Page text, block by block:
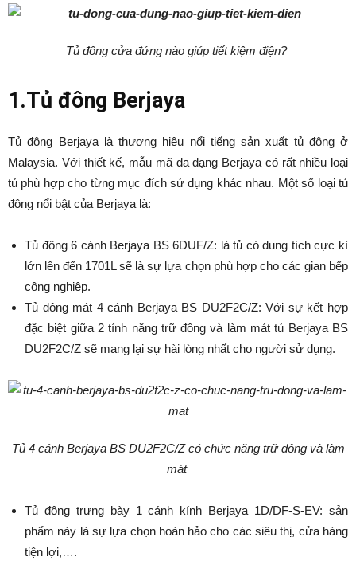
Tủ đông cửa đứng nào giúp tiết kiệm điện?
1.Tủ đông Berjaya
Tủ đông Berjaya là thương hiệu nổi tiếng sản xuất tủ đông ở
Malaysia. Với thiết kế, mẫu mã đa dạng Berjaya có rất nhiều loại
tủ phù hợp cho từng mục đích sử dụng khác nhau. Một số loại tủ
đông nổi bật của Berjaya là:
Tủ đông 6 cánh Berjaya BS 6DUF/Z: là tủ có dung tích cực kì
lớn lên đến 1701L sẽ là sự lựa chọn phù hợp cho các gian bếp
công nghiệp.
Tủ đông mát 4 cánh Berjaya BS DU2F2C/Z: Với sự kết hợp
đặc biệt giữa 2 tính năng trữ đông và làm mát tủ Berjaya BS
DU2F2C/Z sẽ mang lại sự hài lòng nhất cho người sử dụng.
Tủ 4 cánh Berjaya BS DU2F2C/Z có chức năng trữ đông và làm
mát
Tủ đông trưng bày 1 cánh kính Berjaya 1D/DF-S-EV: sản
phẩm này là sự lựa chọn hoàn hảo cho các siêu thị, cửa hàng
tiện lợi,….